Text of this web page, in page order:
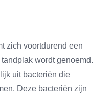
zich voortdurend een
wordt genoemd.
uit bacteriën die
Deze bacteriën zijn